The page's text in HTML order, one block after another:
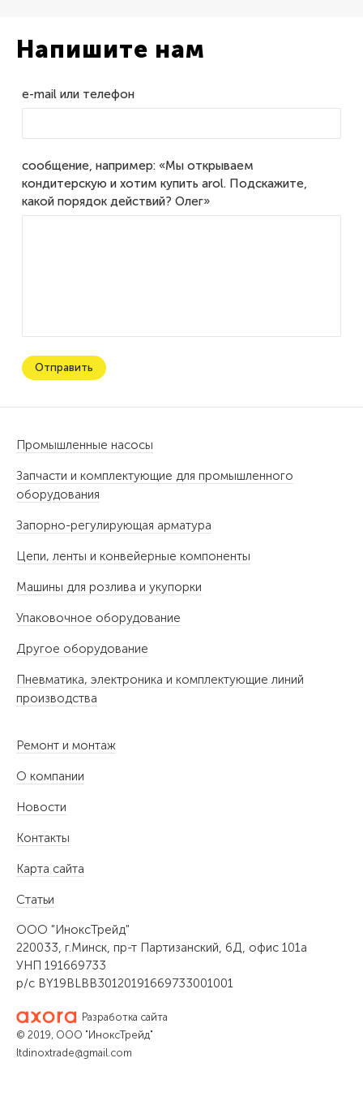
Напишите нам
e-mail или телефон
сообщение, например: «Мы открываем
кондитерскую и хотим купить arol. Подскажите,
какой порядок действий? Олег»
Промышленные насосы
Запчасти и комплектующие для промышленного
оборудования
Запорно-регулирующая арматура
Цепи, ленты и конвейерные компоненты
Машины для розлива и укупорки
Упаковочное оборудование
Другое оборудование
Пневматика, электроника и комплектующие линий
производства
Ремонт и монтаж
О компании
Новости
Контакты
Карта сайта
Статьи
ООО "ИноксТрейд"
220033, г.Минск, пр-т Партизанский, 6Д, офис 101а
УНП 191669733
р/с BY19BLBB30120191669733001001
Разработка сайта
© 2019, ООО "ИноксТрейд"
ltdinoxtrade@gmail.com